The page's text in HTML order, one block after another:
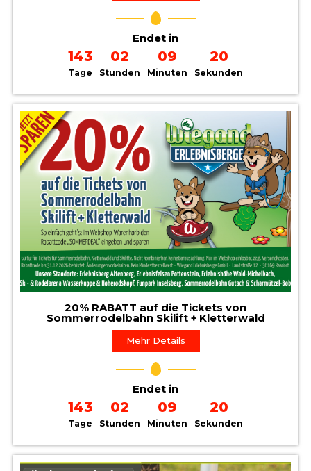
Endet in
143
Tage
02
Stunden
09
Minuten
19
Sekunden
20% RABATT auf die Tickets von
Sommerrodelbahn Skilift + Kletterwald
Mehr Details
Endet in
143
Tage
02
Stunden
09
Minuten
19
Sekunden